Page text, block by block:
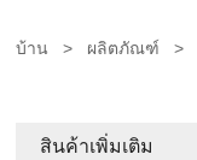
บ้าน > ผลิตภัณฑ์ >
สินค้าเพิ่มเติม